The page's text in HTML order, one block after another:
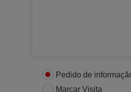
Pedido de
Marcar Visita